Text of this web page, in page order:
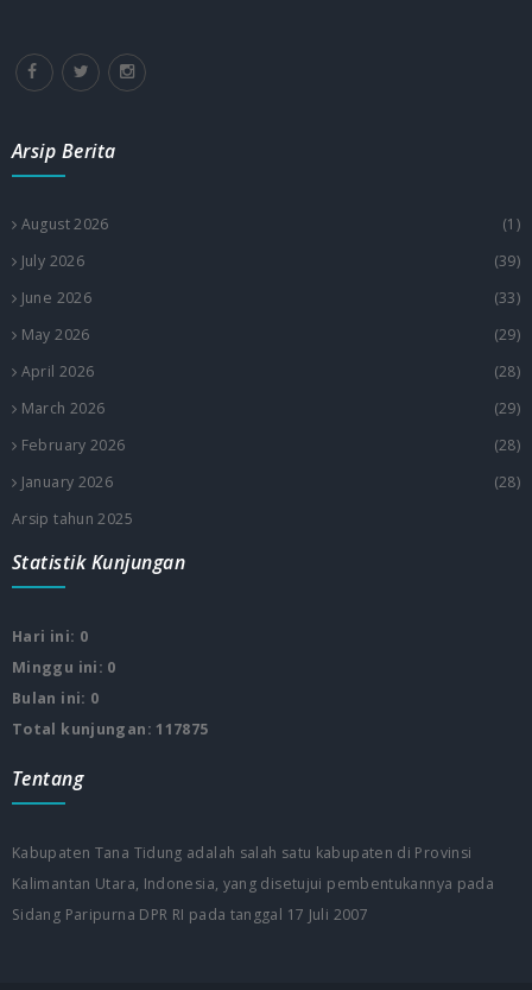
Arsip Berita
August 2026
(1)
July 2026
(39)
June 2026
(33)
May 2026
(29)
April 2026
(28)
March 2026
(29)
February 2026
(28)
January 2026
(28)
Arsip tahun 2025
Statistik Kunjungan
Hari ini: 0
Minggu ini: 0
Bulan ini: 0
Total kunjungan: 117875
Tentang
Kabupaten Tana Tidung adalah salah satu kabupaten di Provinsi
Kalimantan Utara, Indonesia, yang disetujui pembentukannya pada
Sidang Paripurna DPR RI pada tanggal 17 Juli 2007